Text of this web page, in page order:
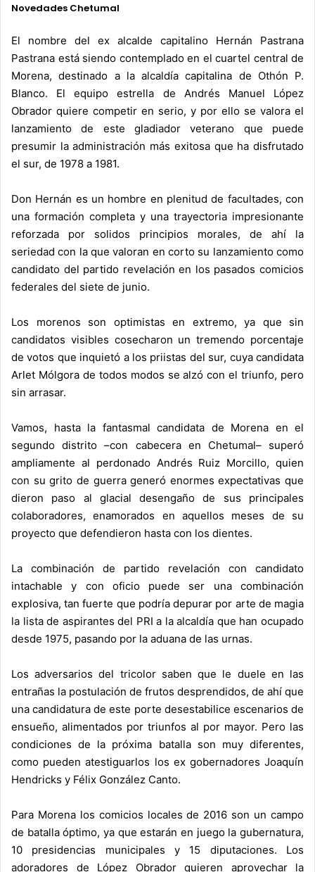
Novedades Chetumal
El nombre del ex alcalde capitalino Hernán Pastrana
Pastrana está siendo contemplado en el cuartel central de
Morena, destinado a la alcaldía capitalina de Othón P.
Blanco. El equipo estrella de Andrés Manuel López
Obrador quiere competir en serio, y por ello se valora el
lanzamiento de este gladiador veterano que puede
presumir la administración más exitosa que ha disfrutado
el sur, de 1978 a 1981.
Don Hernán es un hombre en plenitud de facultades, con
una formación completa y una trayectoria impresionante
reforzada por solidos principios morales, de ahí la
seriedad con la que valoran en corto su lanzamiento como
candidato del partido revelación en los pasados comicios
federales del siete de junio.
Los morenos son optimistas en extremo, ya que sin
candidatos visibles cosecharon un tremendo porcentaje
de votos que inquietó a los priistas del sur, cuya candidata
Arlet Mólgora de todos modos se alzó con el triunfo, pero
sin arrasar.
Vamos, hasta la fantasmal candidata de Morena en el
segundo distrito –con cabecera en Chetumal– superó
ampliamente al perdonado Andrés Ruiz Morcillo, quien
con su grito de guerra generó enormes expectativas que
dieron paso al glacial desengaño de sus principales
colaboradores, enamorados en aquellos meses de su
proyecto que defendieron hasta con los dientes.
La combinación de partido revelación con candidato
intachable y con oficio puede ser una combinación
explosiva, tan fuerte que podría depurar por arte de magia
la lista de aspirantes del PRI a la alcaldía que han ocupado
desde 1975, pasando por la aduana de las urnas.
Los adversarios del tricolor saben que le duele en las
entrañas la postulación de frutos desprendidos, de ahí que
una candidatura de este porte desestabilice escenarios de
ensueño, alimentados por triunfos al por mayor. Pero las
condiciones de la próxima batalla son muy diferentes,
como pueden atestiguarlos los ex gobernadores Joaquín
Hendricks y Félix González Canto.
Para Morena los comicios locales de 2016 son un campo
de batalla óptimo, ya que estarán en juego la gubernatura,
10 presidencias municipales y 15 diputaciones. Los
adoradores de López Obrador quieren aprovechar la